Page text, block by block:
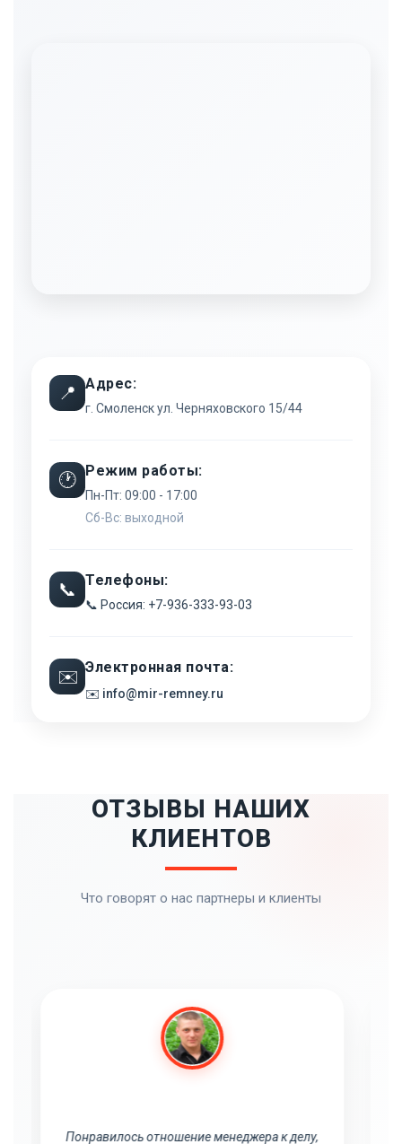
📍 Адрес:
г. Смоленск ул. Черняховского 15/44
🕐 Режим работы:
Пн-Пт: 09:00 - 17:00
Сб-Вс: выходной
📞 Телефоны:
📞 Россия: +7-936-333-93-03
✉️ Электронная почта:
✉️ info@mir-remney.ru
ОТЗЫВЫ НАШИХ
КЛИЕНТОВ
Что говорят о нас партнеры и клиенты
Благодарю за работу! Будем сотрудничать